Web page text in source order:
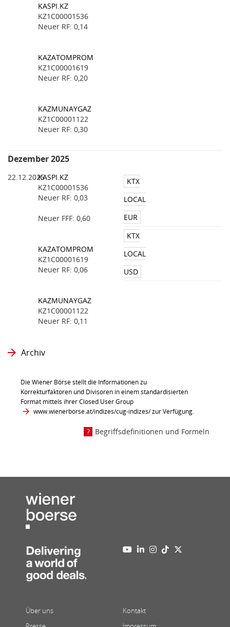
KASPI.KZ
KZ1C00001536
Neuer RF: 0,14
KAZATOMPROM
KZ1C00001619
Neuer RF: 0,20
KAZMUNAYGAZ
KZ1C00001122
Neuer RF: 0,30
Dezember 2025
22.12.2025KASPI.KZ
KZ1C00001536
Neuer RF: 0,03
Neuer FFF: 0,60
KAZATOMPROM
KZ1C00001619
Neuer RF: 0,06
KAZMUNAYGAZ
KZ1C00001122
Neuer RF: 0,11
KTX
LOCAL
EUR
KTX
LOCAL
USD
Archiv
Die Wiener Börse stellt die Informationen zu
Korrekturfaktoren und Divisoren in einem standardisierten
Format mittels ihrer Closed User Group
www.wienerborse.at/indizes/cug-indizes/zur Verfügung.
Begriffsdefinitionen und Formeln
Über uns
Kontakt